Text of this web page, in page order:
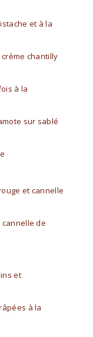
et à la
chantilly
à la
sur sablé
et cannelle
de
et
à la